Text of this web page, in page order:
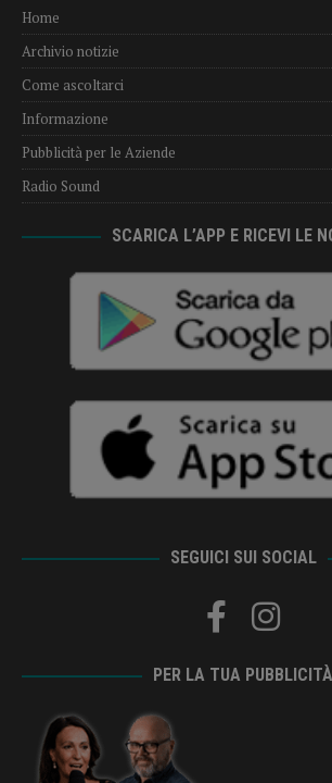
Home
Archivio notizie
Come ascoltarci
Informazione
Pubblicità per le Aziende
Radio Sound
SCARICA L’APP E RICEVI LE
SEGUICI SUI SOCIAL
PER LA TUA PUBBLICITÀ